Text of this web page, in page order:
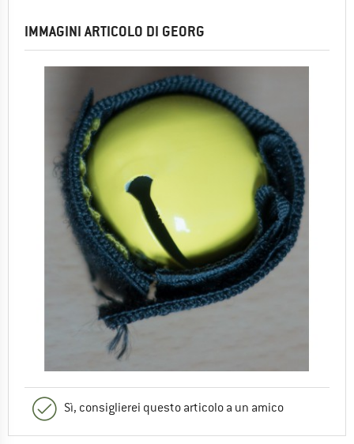
IMMAGINI ARTICOLO DI GEORG
Sì, consiglierei questo articolo a un amico